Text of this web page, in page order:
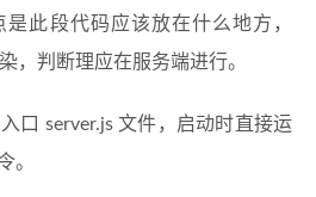
此段代码应该放在什么地方，
，判断理应在服务端进行。
口 server.js 文件，启动时直接运
。